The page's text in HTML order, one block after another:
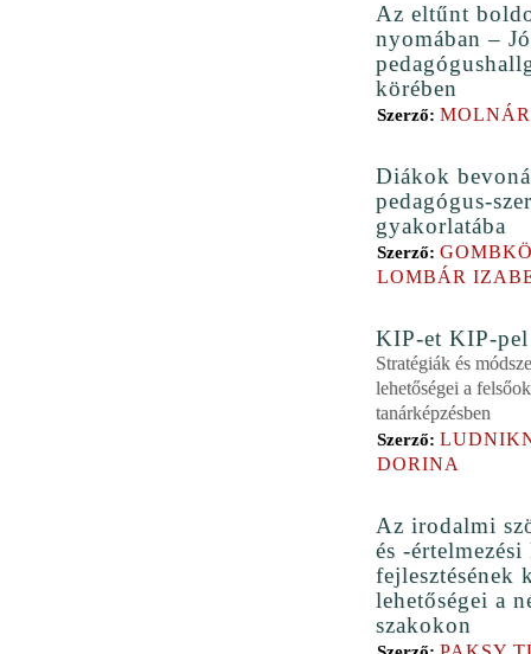
Az eltűnt
nyomában –
körében
Szerző:
Diákok
pedagógus-
gyakorlatába
Szerző:
LOMBÁR
KIP-et KIP-pel
Stratégiák és
lehetőségei a
tanárképzésben
Szerző:
DORINA
Az irodalmi
és -értelmezési
fejlesztésének
lehetőségei a
szakokon